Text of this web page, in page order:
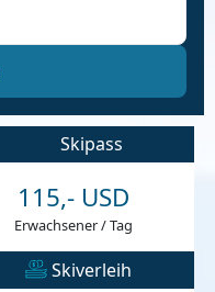
Skipass
115,- USD
Erwachsener / Tag
Skiverleih